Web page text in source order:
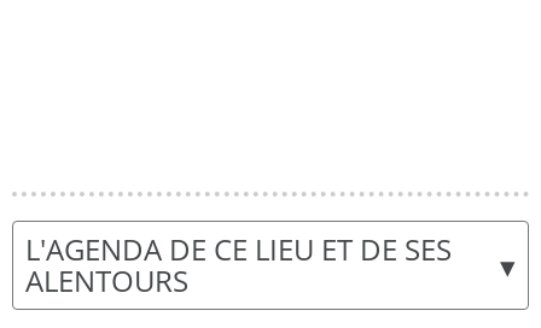
▾
L'AGENDA DE CE LIEU ET DE SES
ALENTOURS